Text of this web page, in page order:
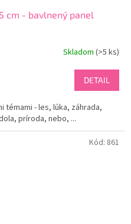
cm - bavlnený panel
Skladom (>5 ks)
DETAIL
témami - les, lúka, záhrada,
príroda, nebo, ...
Kód: 861